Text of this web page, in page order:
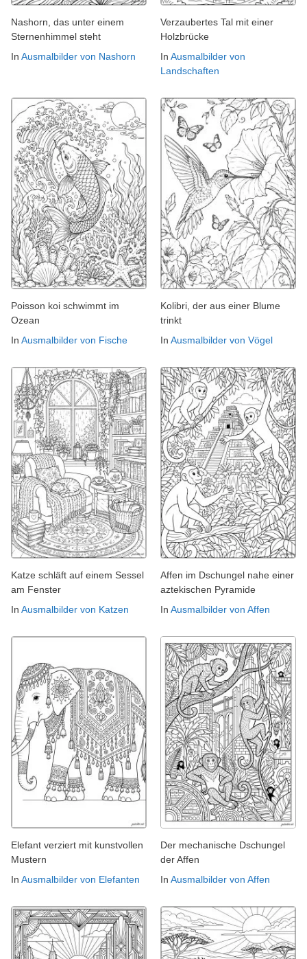
Nashorn, das unter einem
Sternenhimmel steht
In Ausmalbilder von Nashorn
Verzaubertes Tal mit einer
Holzbrücke
In Ausmalbilder von
Landschaften
Poisson koi schwimmt im
Ozean
In Ausmalbilder von Fische
Kolibri, der aus einer Blume
trinkt
In Ausmalbilder von Vögel
Katze schläft auf einem Sessel
am Fenster
In Ausmalbilder von Katzen
Affen im Dschungel nahe einer
aztekischen Pyramide
In Ausmalbilder von Affen
Elefant verziert mit kunstvollen
Mustern
In Ausmalbilder von Elefanten
Der mechanische Dschungel
der Affen
In Ausmalbilder von Affen